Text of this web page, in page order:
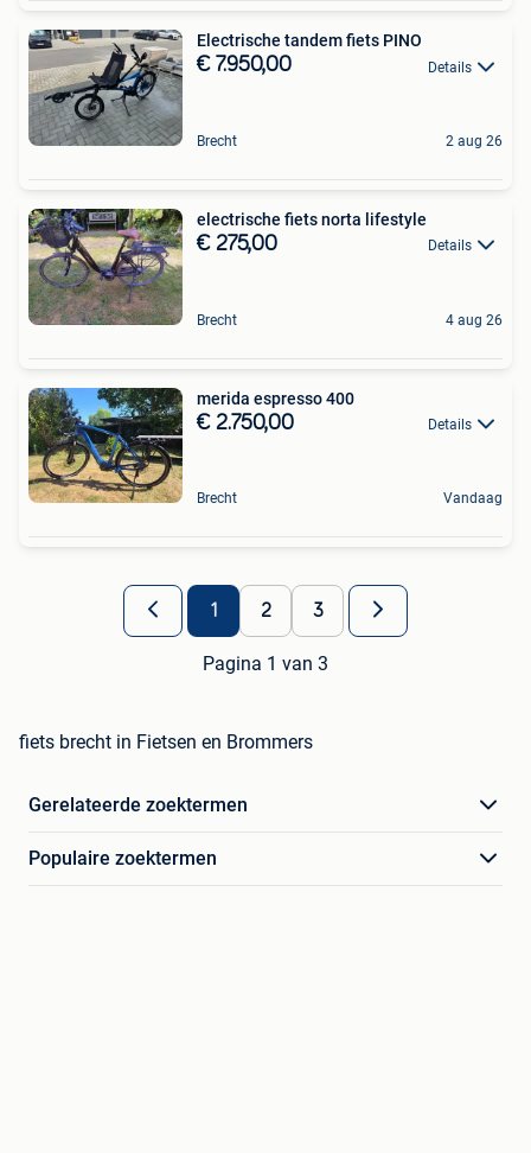
Electrische tandem fiets PINO
€ 7.950,00 Details
Brecht 2 aug 26
electrische fiets norta lifestyle
€ 275,00 Details
Brecht 4 aug 26
merida espresso 400
€ 2.750,00 Details
Brecht Vandaag
1 2 3
Pagina 1 van 3
fiets brecht in Fietsen en Brommers
Gerelateerde zoektermen
Populaire zoektermen